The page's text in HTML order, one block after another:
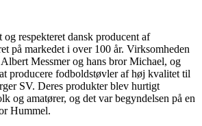
respekteret dansk producent af
på markedet i over 100 år. Virksomheden
Messmer og hans bror Michael, og
producere fodboldstøvler af høj kvalitet til
SV. Deres produkter blev hurtigt
og amatører, og det var begyndelsen på en
Hummel.